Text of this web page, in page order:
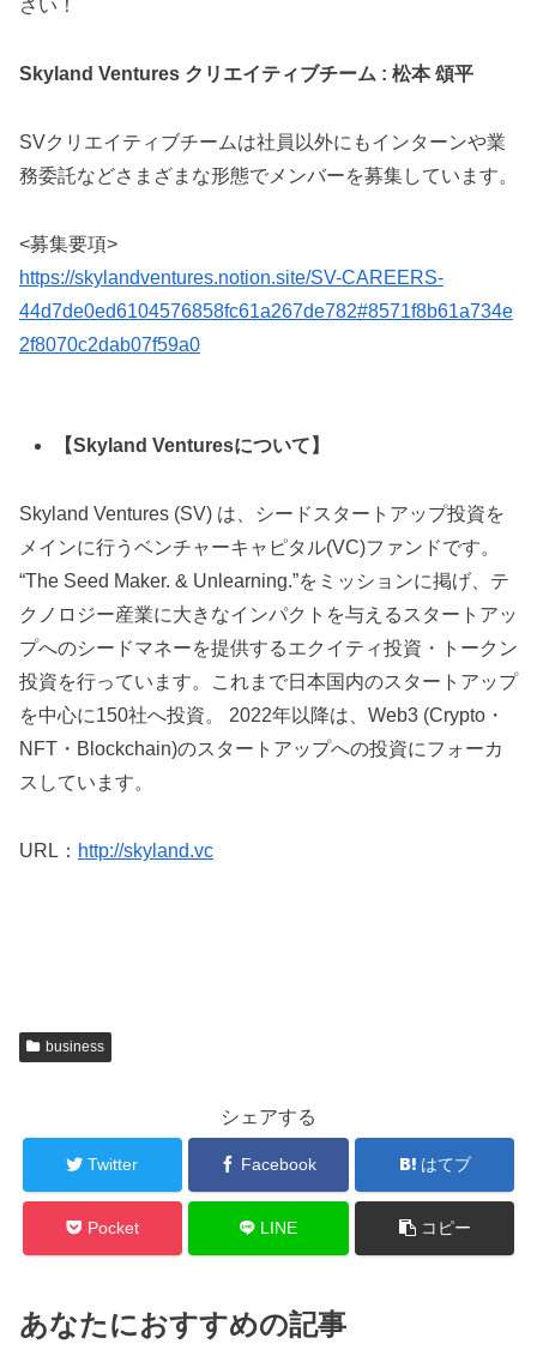
さい！
Skyland Ventures クリエイティブチーム : 松本 頌平
SVクリエイティブチームは社員以外にもインターンや業
務委託などさまざまな形態でメンバーを募集しています。
<募集要項>
https://skylandventures.notion.site/SV-CAREERS-
44d7de0ed6104576858fc61a267de782#8571f8b61a734e
2f8070c2dab07f59a0
【Skyland Venturesについて】
Skyland Ventures (SV) は、シードスタートアップ投資を
メインに行うベンチャーキャピタル(VC)ファンドです。
“The Seed Maker. & Unlearning.”をミッションに掲げ、テ
クノロジー産業に大きなインパクトを与えるスタートアッ
プへのシードマネーを提供するエクイティ投資・トークン
投資を行っています。これまで日本国内のスタートアップ
を中心に150社へ投資。 2022年以降は、Web3 (Crypto・
NFT・Blockchain)のスタートアップへの投資にフォーカ
スしています。
URL： http://skyland.vc
business
シェアする
Twitter Facebook はてブ
Pocket LINE コピー
あなたにおすすめの記事